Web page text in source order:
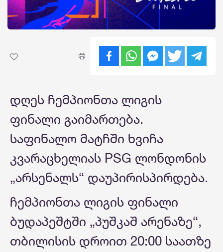
დღეს ჩემპიონთა ლიგის
ფინალი გაიმართება.
საფინალო მატჩში ხვიჩა
კვარაცხელიას PSG ლონდონის
„არსენალს“ დაუპირისპირდება.
ჩემპიონთა ლიგის ფინალი
ბუდაპეშტში „პუშკაშ არენაზე“,
თბილისის დროით 20:00 საათზე